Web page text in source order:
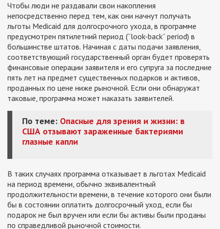
Чтобы люди не раздавали свои накопления
непосредственно перед тем, как они начнут получать
льготы Medicaid для долгосрочного ухода, в программе
предусмотрен пятилетний период (“look-back” period) в
большинстве штатов. Начиная с даты подачи заявления,
соответствующий государственный орган будет проверять
финансовые операции заявителя и его супруга за последние
пять лет на предмет существенных подарков и активов,
проданных по цене ниже рыночной. Если они обнаружат
таковые, программа может наказать заявителей.
По теме: Опасные для зрения и жизни: в
США отзывают зараженные бактериями
глазные капли
В таких случаях программа отказывает в льготах Medicaid
на период времени, обычно эквивалентный
продолжительности времени, в течение которого они были
бы в состоянии оплатить долгосрочный уход, если бы
подарок не был вручен или если бы активы были проданы
по справедливой рыночной стоимости.